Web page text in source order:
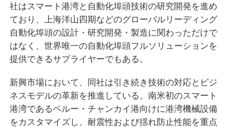
社はスマート港湾と自動化埠頭技術の研究開発を進め
ており、上海洋山四期などのグローバルリーディング
自動化埠頭の設計・研究開発・製造に関わっただけで
はなく、世界唯一の自動化埠頭フルソリューションを
提供できるサプライヤーでもある。
新興市場において、同社は引き続き技術の対応とビジ
ネスモデルの革新を推進している。南米初のスマート
港湾であるペルー・チャンカイ港向けに港湾機械設備
をカスタマイズし、耐震性および揺れ防止性能を重点